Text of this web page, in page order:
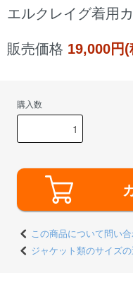
エルクレイグ着用
販売価格 19,000円(
購入数
この商品について問い
ジャケット類のサイズ